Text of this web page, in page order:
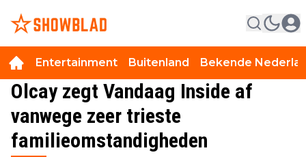
Entertainment Buitenland Bekende
Olcay zegt Vandaag Inside af
vanwege zeer trieste
familieomstandigheden